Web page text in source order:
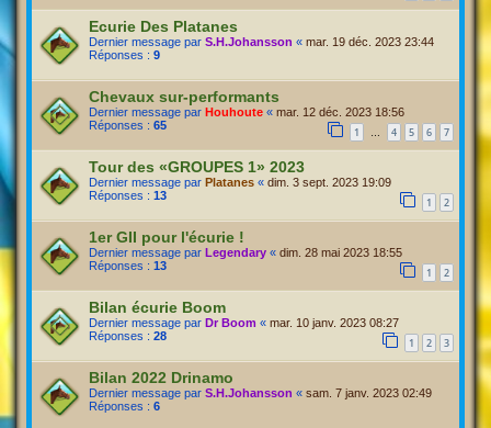
Ecurie Des Platanes
Dernier message par S.H.Johansson « mar. 19 déc. 2023 23:44
Réponses : 9
Chevaux sur-performants
Dernier message par Houhoute « mar. 12 déc. 2023 18:56
Réponses : 65 1 … 4 5 6 7
Tour des «GROUPES 1» 2023
Dernier message par Platanes « dim. 3 sept. 2023 19:09
Réponses : 13 1 2
1er GII pour l'écurie !
Dernier message par Legendary « dim. 28 mai 2023 18:55
Réponses : 13 1 2
Bilan écurie Boom
Dernier message par Dr Boom « mar. 10 janv. 2023 08:27
Réponses : 28 1 2 3
Bilan 2022 Drinamo
Dernier message par S.H.Johansson « sam. 7 janv. 2023 02:49
Réponses : 6